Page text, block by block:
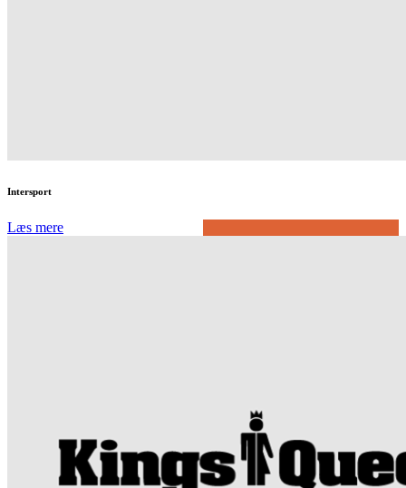
Intersport
Læs mere